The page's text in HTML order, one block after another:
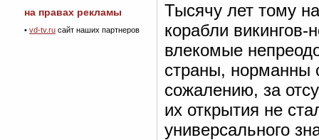
на правах рекламы
• vd-tv.ru сайт наших партнеров
Тысячу лет тому
корабли
влекомые
страны, норманны
сожалению, за
их открытия не
универсального